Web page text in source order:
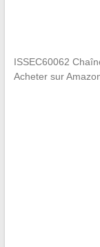
ISSEC60062
Acheter sur